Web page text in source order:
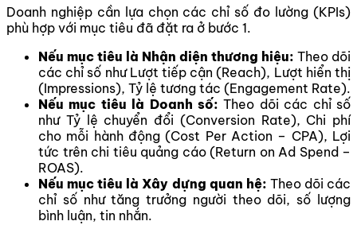
Doanh nghiệp cần lựa chọn các chỉ số đo lường (KPIs)
phù hợp với mục tiêu đã đặt ra ở bước 1.
Nếu mục tiêu là Nhận diện thương hiệu: Theo dõi
các chỉ số như Lượt tiếp cận (Reach), Lượt hiển thị
(Impressions), Tỷ lệ tương tác (Engagement Rate).
Nếu mục tiêu là Doanh số: Theo dõi các chỉ số
như Tỷ lệ chuyển đổi (Conversion Rate), Chi phí
cho mỗi hành động (Cost Per Action – CPA), Lợi
tức trên chi tiêu quảng cáo (Return on Ad Spend –
ROAS).
Nếu mục tiêu là Xây dựng quan hệ: Theo dõi các
chỉ số như tăng trưởng người theo dõi, số lượng
bình luận, tin nhắn.